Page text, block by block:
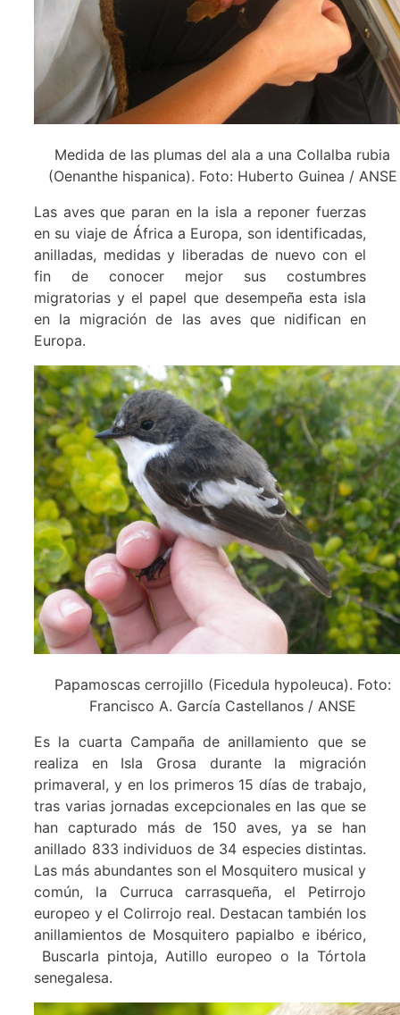
Medida de las plumas del ala a una Collalba rubia
(Oenanthe hispanica). Foto: Huberto Guinea / ANSE
Las aves que paran en la isla a reponer fuerzas
en su viaje de África a Europa, son identificadas,
anilladas, medidas y liberadas de nuevo con el
fin de conocer mejor sus costumbres
migratorias y el papel que desempeña esta isla
en la migración de las aves que nidifican en
Europa.
Papamoscas cerrojillo (Ficedula hypoleuca). Foto:
Francisco A. García Castellanos / ANSE
Es la cuarta Campaña de anillamiento que se
realiza en Isla Grosa durante la migración
primaveral, y en los primeros 15 días de trabajo,
tras varias jornadas excepcionales en las que se
han capturado más de 150 aves, ya se han
anillado 833 individuos de 34 especies distintas.
Las más abundantes son el Mosquitero musical y
común, la Curruca carrasqueña, el Petirrojo
europeo y el Colirrojo real. Destacan también los
anillamientos de Mosquitero papialbo e ibérico,
Buscarla pintoja, Autillo europeo o la Tórtola
senegalesa.